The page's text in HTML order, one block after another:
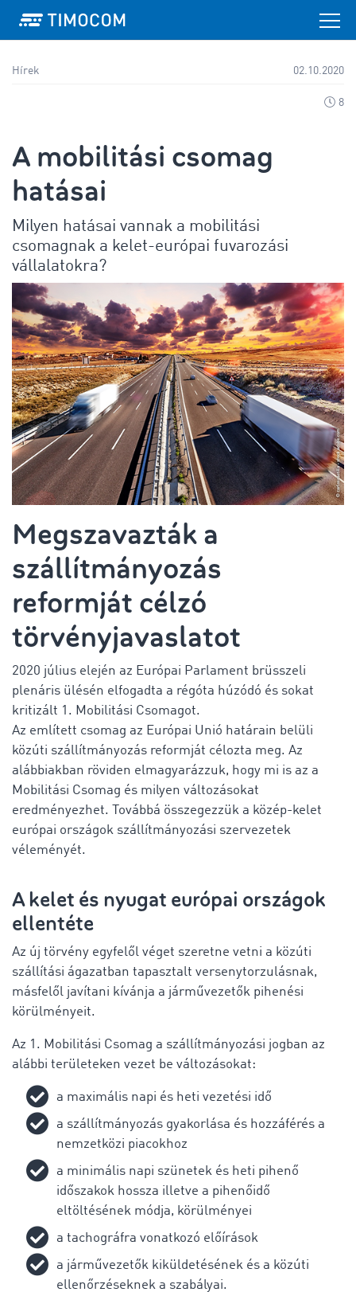
Hírek 02.10.2020
8
A mobilitási csomag
hatásai
Milyen hatásai vannak a mobilitási
csomagnak a kelet-európai fuvarozási
vállalatokra?
Megszavazták a
szállítmányozás
reformját célzó
törvényjavaslatot
2020 július elején az Európai Parlament brüsszeli
plenáris ülésén elfogadta a régóta húzódó és sokat
kritizált 1. Mobilitási Csomagot.
Az említett csomag az Európai Unió határain belüli
közúti szállítmányozás reformját célozta meg. Az
alábbiakban röviden elmagyarázzuk, hogy mi is az a
Mobilitási Csomag és milyen változásokat
eredményezhet. Továbbá összegezzük a közép-kelet
európai országok szállítmányozási szervezetek
véleményét.
A kelet és nyugat európai országok
ellentéte
Az új törvény egyfelől véget szeretne vetni a közúti
szállítási ágazatban tapasztalt versenytorzulásnak,
másfelől javítani kívánja a járművezetők pihenési
körülményeit.
Az 1. Mobilitási Csomag a szállítmányozási jogban az
alábbi területeken vezet be változásokat:
a maximális napi és heti vezetési idő
a szállítmányozás gyakorlása és hozzáférés a
nemzetközi piacokhoz
a minimális napi szünetek és heti pihenő
időszakok hossza illetve a pihenőidő
eltöltésének módja, körülményei
a tachográfra vonatkozó előírások
a járművezetők kiküldetésének és a közúti
ellenőrzéseknek a szabályai.